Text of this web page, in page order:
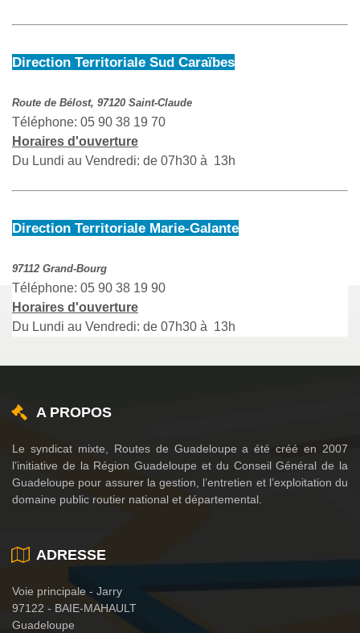
Direction Territoriale Sud Caraïbes
Route de Bélost, 97120 Saint-Claude
Téléphone: 05 90 38 19 70
Horaires d'ouverture
Du Lundi au Vendredi: de 07h30 à 13h
Direction Territoriale Marie-Galante
97112 Grand-Bourg
Téléphone: 05 90 38 19 90
Horaires d'ouverture
Du Lundi au Vendredi: de 07h30 à 13h
A PROPOS
Le syndicat mixte, Routes de Guadeloupe a été créé en 2007
l’initiative de la Région Guadeloupe et du Conseil Général de la
Guadeloupe pour assurer la gestion, l’entretien et l’exploitation du
domaine public routier national et départemental.
ADRESSE
Voie principale - Jarry
97122 - BAIE-MAHAULT
Guadeloupe